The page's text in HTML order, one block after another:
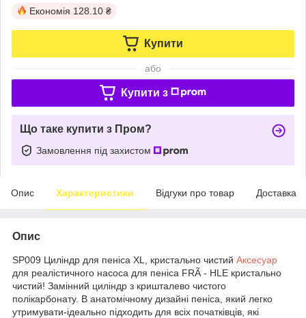
Економія 128.10 ₴
Купити
або
Купити з
Що таке купити з Пром?
Замовлення під захистом
Опис Характеристики Відгуки про товар Доставка
Опис
SP009 Циліндр для пеніса XL, кристально чистий Аксесуар
для реалістичного насоса для пеніса FRÃ - HLE кристально
чистий! Замінний циліндр з кришталево чистого
полікарбонату. В анатомічному дизайні пеніса, який легко
утримувати-ідеально підходить для всіх початківців, які